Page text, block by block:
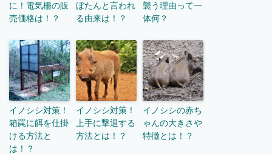
に！電気柵の販
売価格は！？
ぼたんと言われ
る由来は！？
襲う理由って一
体何？
イノシシ対策！
箱罠に餌を仕掛
ける方法と
は！？
イノシシ対策！
上手に撃退する
方法とは！？
イノシシの赤ち
ゃんの大きさや
特徴とは！？